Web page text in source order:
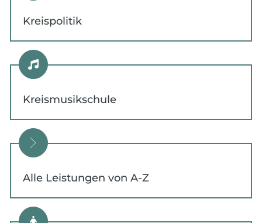
Kreispolitik
Kreismusikschule
Alle Leistungen von A-Z